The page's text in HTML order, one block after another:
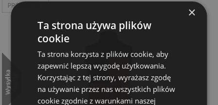
×
Ta strona używa plików
cookie
Ta strona korzysta z plików cookie, aby
zapewnić lepszą wygodę użytkowania.
Korzystając z tej strony, wyrażasz zgodę
na używanie przez nas wszystkich plików
cookie zgodnie z warunkami naszej